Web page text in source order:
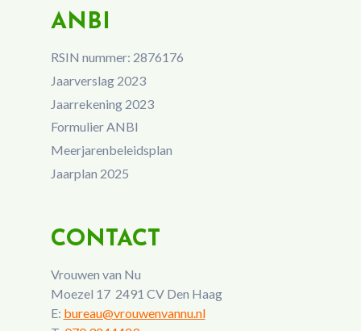
ANBI
RSIN nummer: 2876176
Jaarverslag 2023
Jaarrekening 2023
Formulier ANBI
Meerjarenbeleidsplan
Jaarplan 2025
CONTACT
Vrouwen van Nu
Moezel 17 2491 CV Den Haag
E: bureau@vrouwenvannu.nl